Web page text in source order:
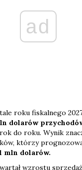
ad
roku fiskalnego
dolarów
rok do roku. Wynik
którzy
mln dolarów.
wzrostu